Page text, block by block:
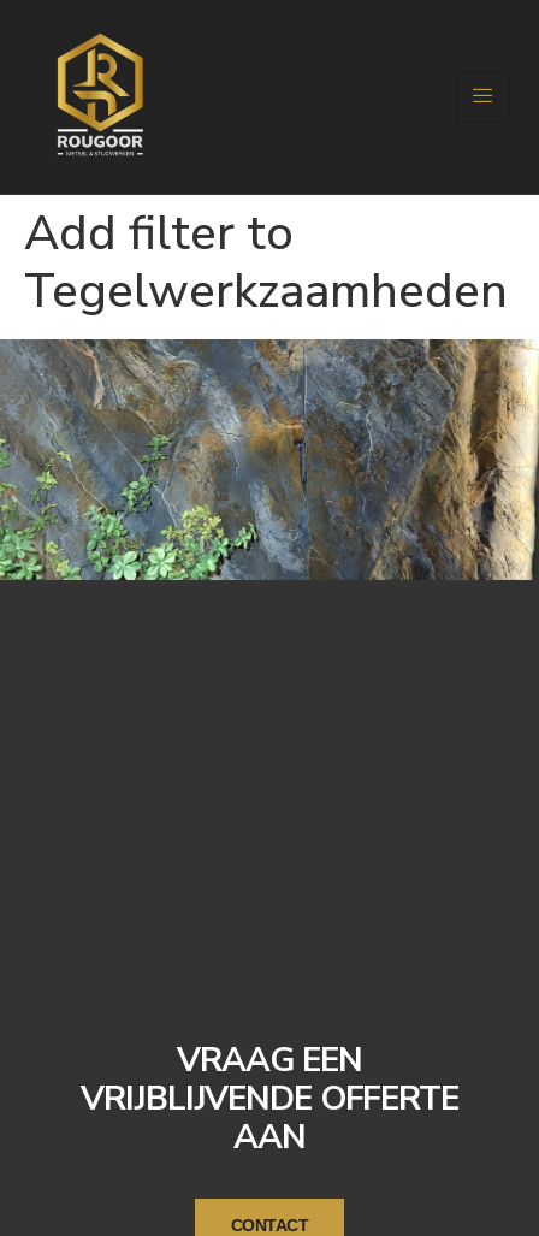
Add filter to
Tegelwerkzaamheden
VRAAG EEN
VRIJBLIJVENDE OFFERTE
AAN
CONTACT